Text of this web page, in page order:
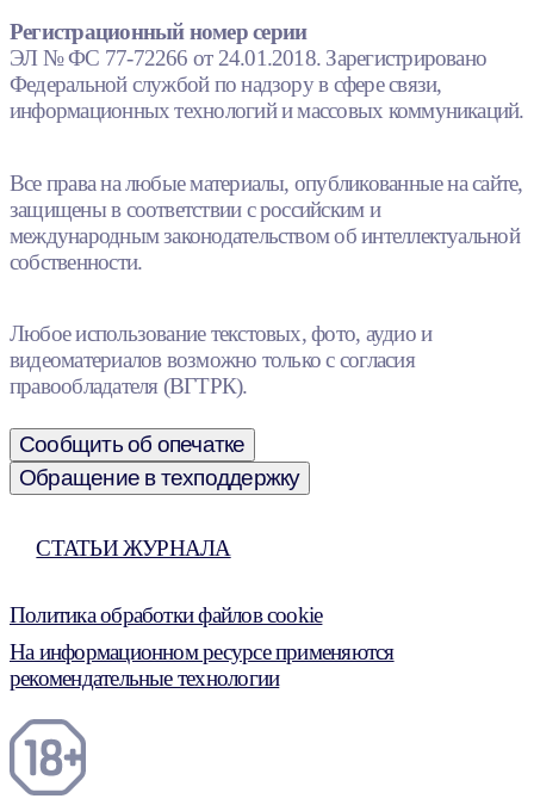
Регистрационный номер серии
ЭЛ № ФС 77-72266 от 24.01.2018. Зарегистрировано
Федеральной службой по надзору в сфере связи,
информационных технологий и массовых коммуникаций.
Все права на любые материалы, опубликованные на сайте,
защищены в соответствии с российским и
международным законодательством об интеллектуальной
собственности.
Любое использование текстовых, фото, аудио и
видеоматериалов возможно только с согласия
правообладателя (ВГТРК).
Сообщить об опечатке
Обращение в техподдержку
СТАТЬИ ЖУРНАЛА
Политика обработки файлов cookie
На информационном ресурсе применяются
рекомендательные технологии